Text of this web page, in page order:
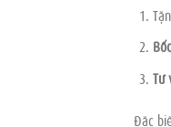
Tư
Đặc